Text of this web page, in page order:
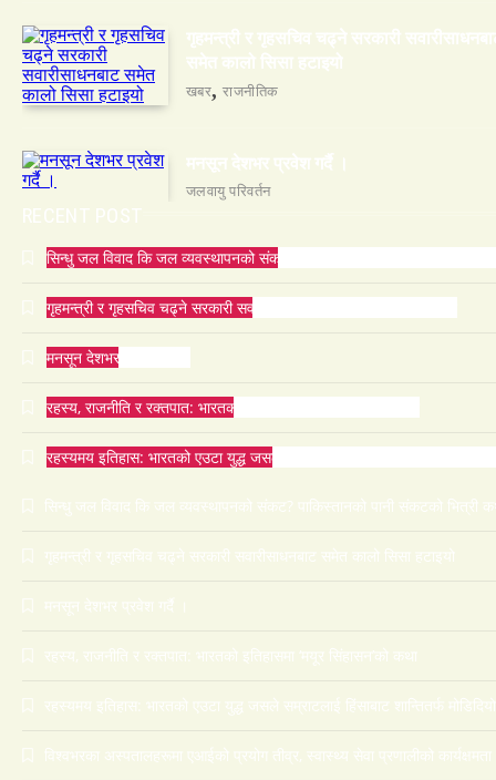
गृहमन्त्री र गृहसचिव चढ्ने सरकारी
समेत कालो सिसा हटाइयो
खबर राजनीतिक
मनसून देशभर प्रवेश गर्दै ।
जलवायु परिवर्तन
RECENT POST
सिन्धु जल विवाद कि जल व्यवस्थापनको संकट? पाकिस्तानको पानी संकटको भित्री
गृहमन्त्री र गृहसचिव चढ्ने सरकारी सवारीसाधनबाट समेत कालो सिसा हटाइयो
मनसून देशभर प्रवेश गर्दै ।
रहस्य, राजनीति र रक्तपात: भारतको इतिहासमा ‘मयूर सिंहासन’को कथा
रहस्यमय इतिहास: भारतको एउटा युद्ध जसले सम्राटलाई हिंसाबाट शान्तितर्फ
सिन्धु जल विवाद कि जल व्यवस्थापनको संकट? पाकिस्तानको पानी संकटको भित्री
गृहमन्त्री र गृहसचिव चढ्ने सरकारी सवारीसाधनबाट समेत कालो सिसा हटाइयो
मनसून देशभर प्रवेश गर्दै ।
रहस्य, राजनीति र रक्तपात: भारतको इतिहासमा ‘मयूर सिंहासन’को कथा
रहस्यमय इतिहास: भारतको एउटा युद्ध जसले सम्राटलाई हिंसाबाट शान्तितर्फ मोडिदियो
विश्वभरका अस्पतालहरूमा एआईको प्रयोग तीव्र, स्वास्थ्य सेवा प्रणालीको